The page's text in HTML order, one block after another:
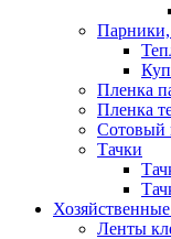
Пленка
Пленка
Сотовый
Тачки
Ленты